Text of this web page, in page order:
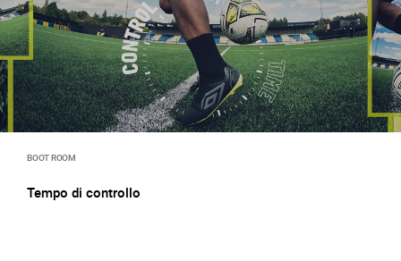
BOOT ROOM
Tempo di controllo